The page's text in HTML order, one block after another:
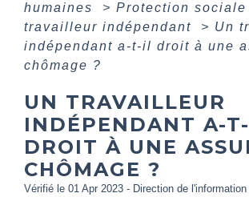
humaines
> Protection sociale
travailleur indépendant
> Un
indépendant a-t-il droit à une
chômage ?
UN TRAVAILLEUR
INDÉPENDANT A-
DROIT À UNE
CHÔMAGE ?
Vérifié le 01 Apr 2023 - Direction de